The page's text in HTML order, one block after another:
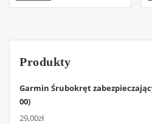
Produkty
Garmin Śrubokręt
00)
29,00zł